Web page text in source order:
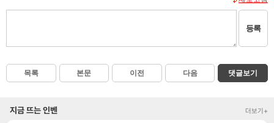
등록
목록 본문 이전 다음 댓글보기
지금 뜨는 인벤 더보기+